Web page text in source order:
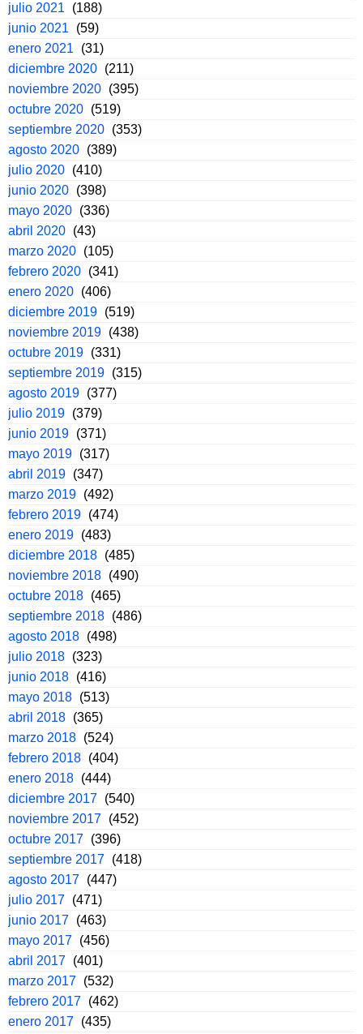
julio 2021
(188)
junio 2021
(59)
enero 2021
(31)
diciembre 2020 (211)
noviembre 2020 (395)
octubre 2020 (519)
septiembre 2020 (353)
agosto 2020 (389)
julio 2020 (410)
junio 2020 (398)
mayo 2020 (336)
abril 2020 (43)
marzo 2020 (105)
febrero 2020 (341)
enero 2020 (406)
diciembre 2019 (519)
noviembre 2019 (438)
octubre 2019 (331)
septiembre 2019 (315)
agosto 2019 (377)
julio 2019 (379)
junio 2019 (371)
mayo 2019 (317)
abril 2019 (347)
marzo 2019 (492)
febrero 2019 (474)
enero 2019 (483)
diciembre 2018 (485)
noviembre 2018 (490)
octubre 2018 (465)
septiembre 2018 (486)
agosto 2018 (498)
julio 2018 (323)
junio 2018 (416)
mayo 2018 (513)
abril 2018 (365)
marzo 2018 (524)
febrero 2018 (404)
enero 2018 (444)
diciembre 2017 (540)
noviembre 2017 (452)
octubre 2017 (396)
septiembre 2017 (418)
agosto 2017 (447)
julio 2017 (471)
junio 2017 (463)
mayo 2017 (456)
abril 2017 (401)
marzo 2017 (532)
febrero 2017 (462)
enero 2017 (435)